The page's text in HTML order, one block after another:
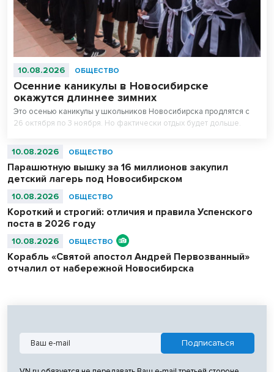
10.08.2026 ОБЩЕСТВО
Осенние каникулы в Новосибирске
окажутся длиннее зимних
Это осенью каникулы у школьников Новосибирска продлятся с
26 октября по 3 ноября. Но фактически отдых будет дольше.
10.08.2026 ОБЩЕСТВО
Парашютную вышку за 16 миллионов закупил
детский лагерь под Новосибирском
10.08.2026 ОБЩЕСТВО
Короткий и строгий: отличия и правила Успенского
поста в 2026 году
10.08.2026 ОБЩЕСТВО
Корабль «Святой апостол Андрей Первозванный»
отчалил от набережной Новосибирска